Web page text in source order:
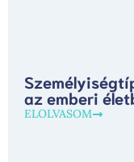
az emberi
ELOLVASOM